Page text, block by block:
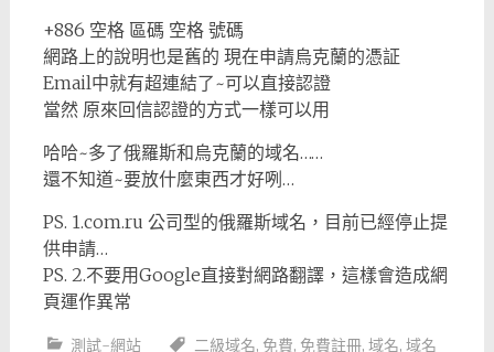
+886 空格 區碼 空格 號碼
網路上的說明也是舊的 現在申請烏克蘭的憑証
Email中就有超連結了~可以直接認證
當然 原來回信認證的方式一樣可以用
哈哈~多了俄羅斯和烏克蘭的域名……
還不知道~要放什麼東西才好咧…
PS. 1.com.ru 公司型的俄羅斯域名，目前已經停止提
供申請…
PS. 2.不要用Google直接對網路翻譯，這樣會造成網
頁運作異常
測試-網站 二級域名, 免費, 免費註冊, 域名, 域名